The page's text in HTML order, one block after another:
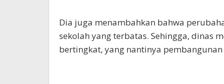
Dia juga menambahkan bahwa
sekolah yang terbatas. Sehingga, dinas
bertingkat, yang nantinya